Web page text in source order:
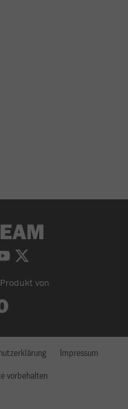
von
vorbehalten
Impressum